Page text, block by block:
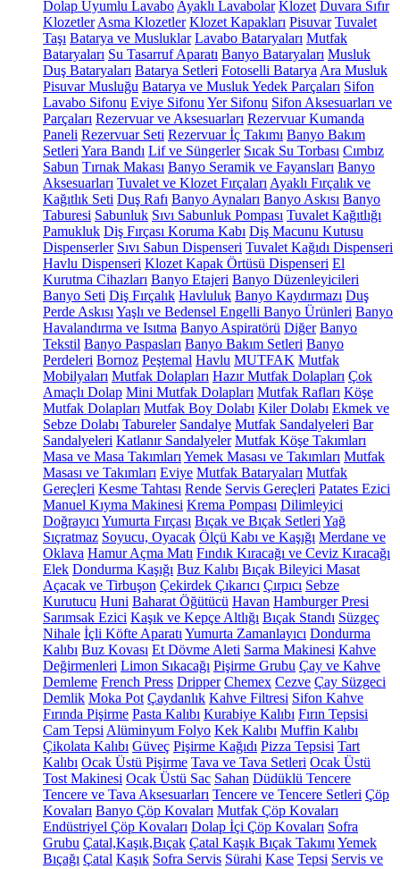
Dolap Uyumlu Lavabo Ayaklı Lavabolar Klozet Duvara Sıfır
Klozetler Asma Klozetler Klozet Kapakları Pisuvar Tuvalet
Taşı Batarya ve Musluklar Lavabo Bataryaları Mutfak
Bataryaları Su Tasarruf Aparatı Banyo Bataryaları Musluk
Duş Bataryaları Batarya Setleri Fotoselli Batarya Ara Musluk
Pisuvar Musluğu Batarya ve Musluk Yedek Parçaları Sifon
Lavabo Sifonu Eviye Sifonu Yer Sifonu Sifon Aksesuarları ve
Parçaları Rezervuar ve Aksesuarları Rezervuar Kumanda
Paneli Rezervuar Seti Rezervuar İç Takımı Banyo Bakım
Setleri Yara Bandı Lif ve Süngerler Sıcak Su Torbası Cımbız
Sabun Tırnak Makası Banyo Seramik ve Fayansları Banyo
Aksesuarları Tuvalet ve Klozet Fırçaları Ayaklı Fırçalık ve
Kağıtlık Seti Duş Rafı Banyo Aynaları Banyo Askısı Banyo
Taburesi Sabunluk Sıvı Sabunluk Pompası Tuvalet Kağıtlığı
Pamukluk Diş Fırçası Koruma Kabı Diş Macunu Kutusu
Dispenserler Sıvı Sabun Dispenseri Tuvalet Kağıdı Dispenseri
Havlu Dispenseri Klozet Kapak Örtüsü Dispenseri El
Kurutma Cihazları Banyo Etajeri Banyo Düzenleyicileri
Banyo Seti Diş Fırçalık Havluluk Banyo Kaydırmazı Duş
Perde Askısı Yaşlı ve Bedensel Engelli Banyo Ürünleri Banyo
Havalandırma ve Isıtma Banyo Aspiratörü Diğer Banyo
Tekstil Banyo Paspasları Banyo Bakım Setleri Banyo
Perdeleri Bornoz Peştemal Havlu MUTFAK Mutfak
Mobilyaları Mutfak Dolapları Hazır Mutfak Dolapları Çok
Amaçlı Dolap Mini Mutfak Dolapları Mutfak Rafları Köşe
Mutfak Dolapları Mutfak Boy Dolabı Kiler Dolabı Ekmek ve
Sebze Dolabı Tabureler Sandalye Mutfak Sandalyeleri Bar
Sandalyeleri Katlanır Sandalyeler Mutfak Köşe Takımları
Masa ve Masa Takımları Yemek Masası ve Takımları Mutfak
Masası ve Takımları Eviye Mutfak Bataryaları Mutfak
Gereçleri Kesme Tahtası Rende Servis Gereçleri Patates Ezici
Manuel Kıyma Makinesi Krema Pompası Dilimleyici
Doğrayıcı Yumurta Fırçası Bıçak ve Bıçak Setleri Yağ
Sıçratmaz Soyucu, Oyacak Ölçü Kabı ve Kaşığı Merdane ve
Oklava Hamur Açma Matı Fındık Kıracağı ve Ceviz Kıracağı
Elek Dondurma Kaşığı Buz Kalıbı Bıçak Bileyici Masat
Açacak ve Tirbuşon Çekirdek Çıkarıcı Çırpıcı Sebze
Kurutucu Huni Baharat Öğütücü Havan Hamburger Presi
Sarımsak Ezici Kaşık ve Kepçe Altlığı Bıçak Standı Süzgeç
Nihale İçli Köfte Aparatı Yumurta Zamanlayıcı Dondurma
Kalıbı Buz Kovası Et Dövme Aleti Sarma Makinesi Kahve
Değirmenleri Limon Sıkacağı Pişirme Grubu Çay ve Kahve
Demleme French Press Dripper Chemex Cezve Çay Süzgeci
Demlik Moka Pot Çaydanlık Kahve Filtresi Sifon Kahve
Fırında Pişirme Pasta Kalıbı Kurabiye Kalıbı Fırın Tepsisi
Cam Tepsi Alüminyum Folyo Kek Kalıbı Muffin Kalıbı
Çikolata Kalıbı Güveç Pişirme Kağıdı Pizza Tepsisi Tart
Kalıbı Ocak Üstü Pişirme Tava ve Tava Setleri Ocak Üstü
Tost Makinesi Ocak Üstü Sac Sahan Düdüklü Tencere
Tencere ve Tava Aksesuarları Tencere ve Tencere Setleri Çöp
Kovaları Banyo Çöp Kovaları Mutfak Çöp Kovaları
Endüstriyel Çöp Kovaları Dolap İçi Çöp Kovaları Sofra
Grubu Çatal,Kaşık,Bıçak Çatal Kaşık Bıçak Takımı Yemek
Bıçağı Çatal Kaşık Sofra Servis Sürahi Kase Tepsi Servis ve